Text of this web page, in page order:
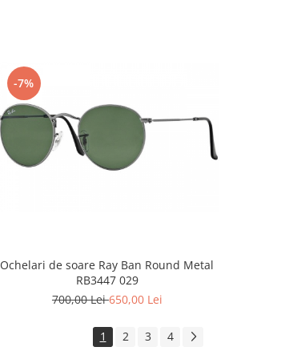
-7%
Ochelari de soare Ray Ban Round Metal
RB3447 029
700,00 Lei650,00 Lei
1 2 3 4